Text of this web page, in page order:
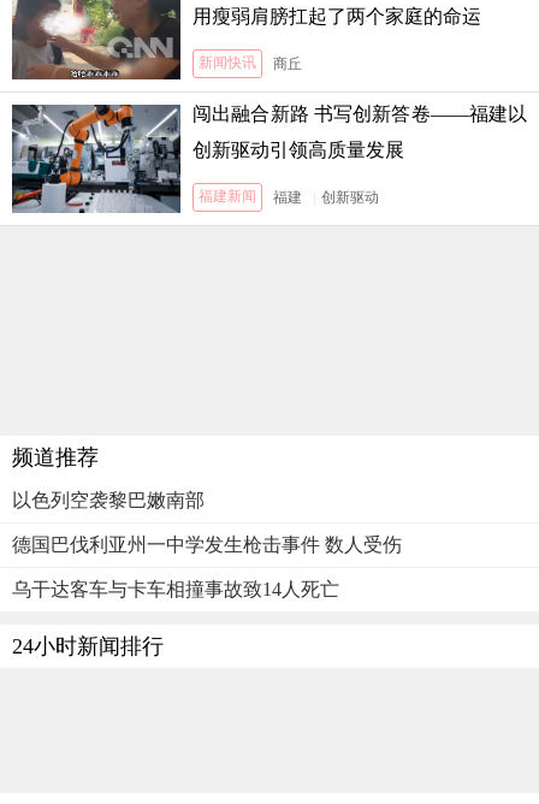
用瘦弱肩膀扛起了两个家庭的命运
新闻快讯 商丘
闯出融合新路 书写创新答卷——福建以
创新驱动引领高质量发展
福建新闻 福建 创新驱动
频道推荐
以色列空袭黎巴嫩南部
德国巴伐利亚州一中学发生枪击事件 数人受伤
乌干达客车与卡车相撞事故致14人死亡
24小时新闻排行